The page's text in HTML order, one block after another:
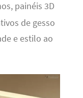
painéis 3D
de gesso
e estilo ao